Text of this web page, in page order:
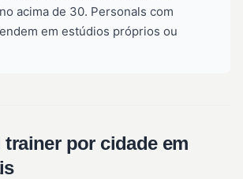
acima de 30. Personals com
em estúdios próprios ou
trainer por cidade em